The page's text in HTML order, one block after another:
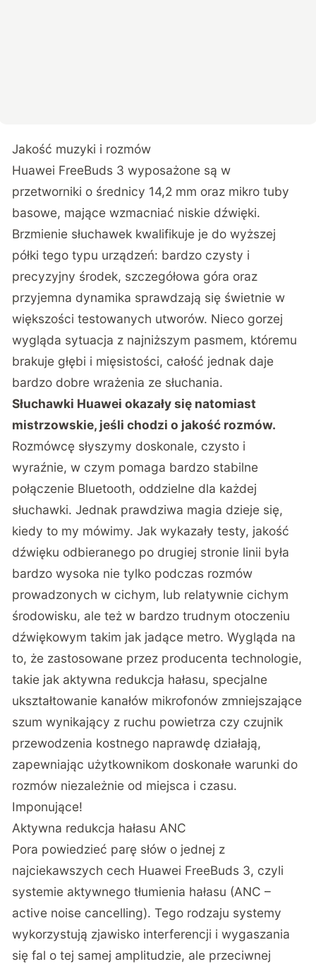
Jakość muzyki i rozmów
Huawei FreeBuds 3 wyposażone są w
przetworniki o średnicy 14,2 mm oraz mikro tuby
basowe, mające wzmacniać niskie dźwięki.
Brzmienie słuchawek kwalifikuje je do wyższej
półki tego typu urządzeń: bardzo czysty i
precyzyjny środek, szczegółowa góra oraz
przyjemna dynamika sprawdzają się świetnie w
większości testowanych utworów. Nieco gorzej
wygląda sytuacja z najniższym pasmem, któremu
brakuje głębi i mięsistości, całość jednak daje
bardzo dobre wrażenia ze słuchania.
Słuchawki Huawei okazały się natomiast
mistrzowskie, jeśli chodzi o jakość rozmów.
Rozmówcę słyszymy doskonale, czysto i
wyraźnie, w czym pomaga bardzo stabilne
połączenie Bluetooth, oddzielne dla każdej
słuchawki. Jednak prawdziwa magia dzieje się,
kiedy to my mówimy. Jak wykazały testy, jakość
dźwięku odbieranego po drugiej stronie linii była
bardzo wysoka nie tylko podczas rozmów
prowadzonych w cichym, lub relatywnie cichym
środowisku, ale też w bardzo trudnym otoczeniu
dźwiękowym takim jak jadące metro. Wygląda na
to, że zastosowane przez producenta technologie,
takie jak aktywna redukcja hałasu, specjalne
ukształtowanie kanałów mikrofonów zmniejszające
szum wynikający z ruchu powietrza czy czujnik
przewodzenia kostnego naprawdę działają,
zapewniając użytkownikom doskonałe warunki do
rozmów niezależnie od miejsca i czasu.
Imponujące!
Aktywna redukcja hałasu ANC
Pora powiedzieć parę słów o jednej z
najciekawszych cech Huawei FreeBuds 3, czyli
systemie aktywnego tłumienia hałasu (ANC –
active noise cancelling). Tego rodzaju systemy
wykorzystują zjawisko interferencji i wygaszania
się fal o tej samej amplitudzie, ale przeciwnej